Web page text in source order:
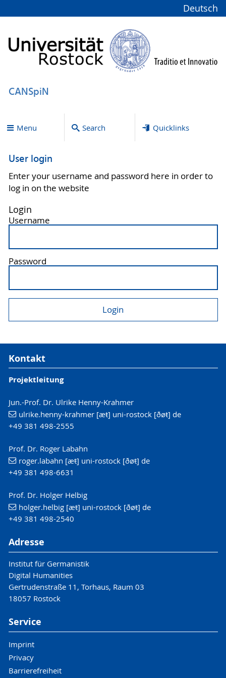
Deutsch
CANSpiN
Menu Search Quicklinks
User login
Enter your username and password here in order to
log in on the website
Login
Username
Password
Kontakt
Projektleitung
Jun.-Prof. Dr. Ulrike Henny-Krahmer
ulrike.henny-krahmer [æŧ] uni-rostock [ðøŧ] de
+49 381 498-2555
Prof. Dr. Roger Labahn
roger.labahn [æŧ] uni-rostock [ðøŧ] de
+49 381 498-6631
Prof. Dr. Holger Helbig
holger.helbig [æŧ] uni-rostock [ðøŧ] de
+49 381 498-2540
Adresse
Institut für Germanistik
Digital Humanities
Gertrudenstraße 11, Torhaus, Raum 03
18057 Rostock
Service
Imprint
Privacy
Barrierefreiheit